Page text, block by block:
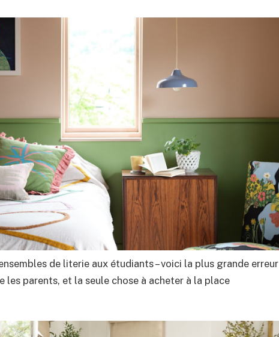
de literie aux étudiants – voici la plus grande erreur
les parents, et la seule chose à acheter à la place